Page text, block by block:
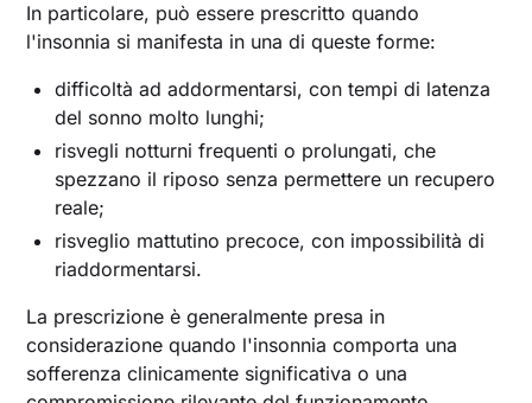
In particolare, può essere prescritto quando
l'insonnia si manifesta in una di queste forme:
difficoltà ad addormentarsi, con tempi di latenza
del sonno molto lunghi;
risvegli notturni frequenti o prolungati, che
spezzano il riposo senza permettere un recupero
reale;
risveglio mattutino precoce, con impossibilità di
riaddormentarsi.
La prescrizione è generalmente presa in
considerazione quando l'insonnia comporta una
sofferenza clinicamente significativa o una